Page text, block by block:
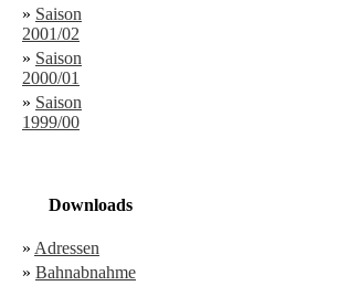
» Saison
2001/02
» Saison
2000/01
» Saison
1999/00
Downloads
» Adressen
» Bahnabnahme